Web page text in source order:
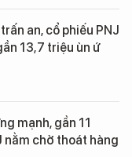
an, cổ phiếu PNJ
13,7 triệu ùn ứ
mạnh, gần 11
nằm chờ thoát hàng